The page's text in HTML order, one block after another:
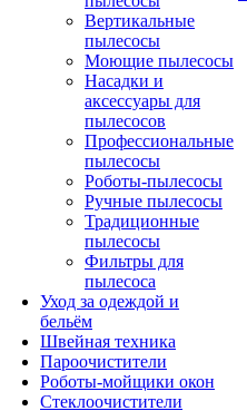
Вертикальные
пылесосы
Моющие пылесосы
Насадки и
аксессуары для
пылесосов
Профессиональные
пылесосы
Роботы-пылесосы
Ручные пылесосы
Традиционные
пылесосы
Фильтры для
пылесоса
Уход за одеждой и
бельём
Швейная техника
Пароочистители
Роботы-мойщики окон
Стеклоочистители